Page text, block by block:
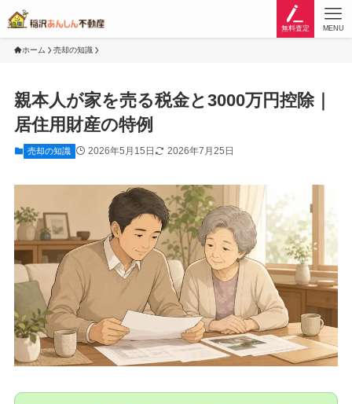
無料査定 MENU
ホーム 売却の知識
親本人が家を売る税金と3000万円控除｜
居住用財産の特例
売却の知識 2026年5月15日 2026年7月25日